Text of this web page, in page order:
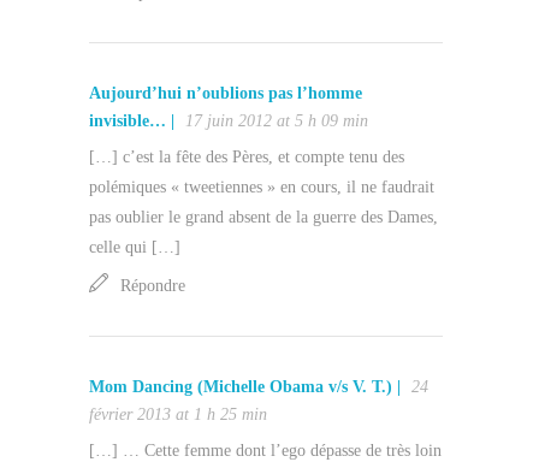
Aujourd’hui n’oublions pas l’homme
invisible… |
17 juin 2012 at 5 h 09 min
[…] c’est la fête des Pères, et compte tenu des
polémiques « tweetiennes » en cours, il ne faudrait
pas oublier le grand absent de la guerre des Dames,
celle qui […]
Répondre
Mom Dancing (Michelle Obama v/s V. T.) |
24
février 2013 at 1 h 25 min
[…] … Cette femme dont l’ego dépasse de très loin